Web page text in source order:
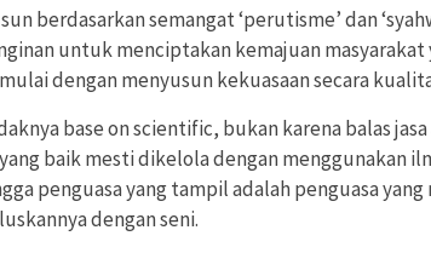
berdasarkan semangat ‘perutisme’ dan
untuk menciptakan kemajuan masyarakat
dengan menyusun kekuasaan secara
base on scientific, bukan karena balas
baik mesti dikelola dengan menggunakan
penguasa yang tampil adalah penguasa
dengan seni.